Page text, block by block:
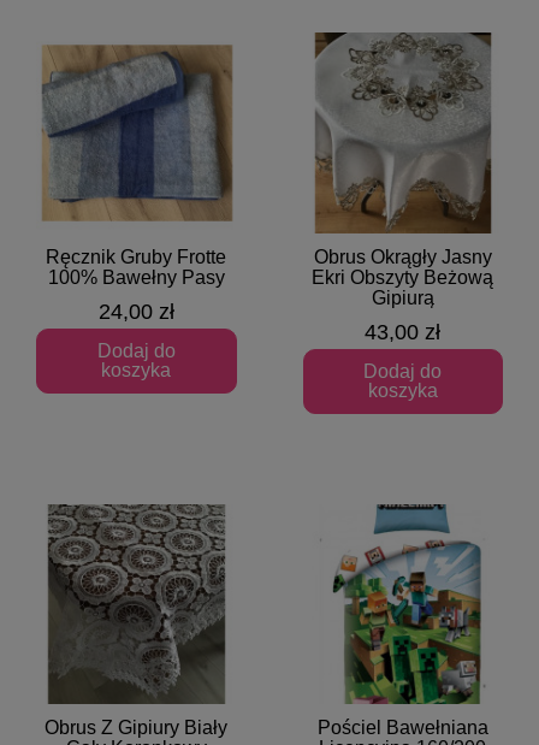
Szybki podgląd
Ręcznik Gruby Frotte
100% Bawełny Pasy
24,00 zł
Dodaj do
koszyka
Szybki podgląd
Obrus Okrągły Jasny
Ekri Obszyty Beżową
Gipiurą
43,00 zł
Dodaj do
koszyka
Szybki podgląd
Obrus Z Gipiury Biały
Szybki podgląd
Pościel Bawełniana